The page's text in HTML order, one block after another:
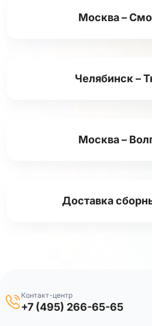
Москва –
Челябинск –
Москва –
Доставка
Контакт-центр
+7 (495) 266-65-65